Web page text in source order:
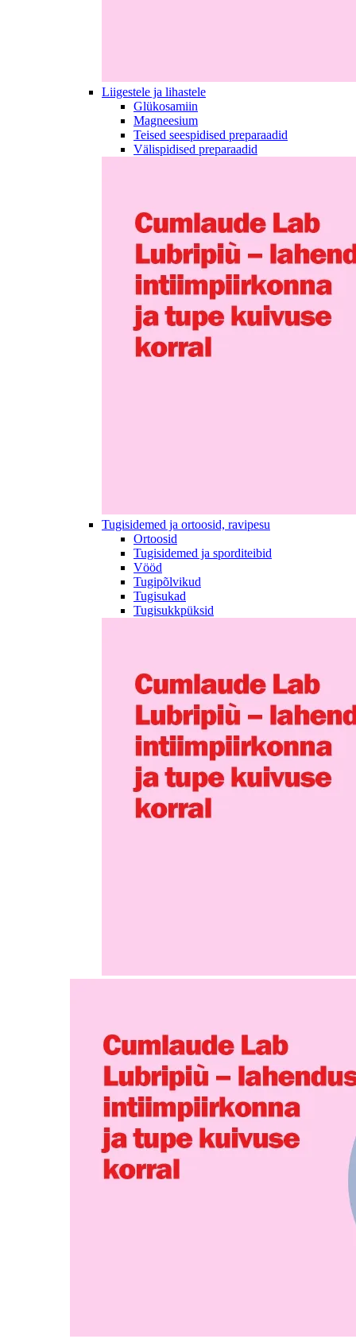
Liigestele ja lihastele
Glükosamiin
Magneesium
Teised seespidised preparaadid
Välispidised preparaadid
Tugisidemed ja ortoosid, ravipesu
Ortoosid
Tugisidemed ja sporditeibid
Vööd
Tugipõlvikud
Tugisukad
Tugisukkpüksid